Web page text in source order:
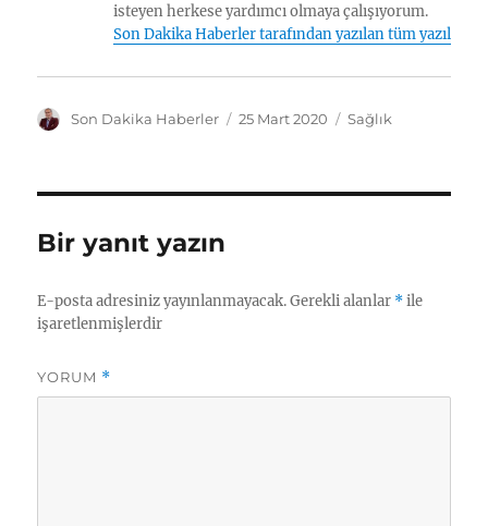
isteyen herkese yardımcı olmaya çalışıyorum.
Son Dakika Haberler tarafından yazılan tüm yazılar
Y
Son Dakika Haberler
Y
i
25 Mart 2020
K
l
Sağlık
Bir yanıt yazın
E-posta adresiniz yayınlanmayacak. Gerekli alanlar *ile
işaretlenmişlerdir
YORUM *